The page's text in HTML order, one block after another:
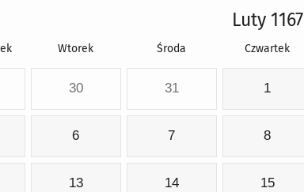
Luty 1167
Wtorek Środa Czwartek
30 31 1
6 7 8
13 14 15